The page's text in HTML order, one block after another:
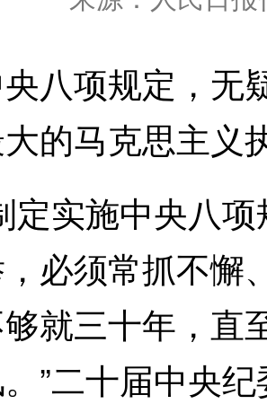
项规定，无
的马克思主义
实施中央八项
必须常抓不懈
就三十年，直
”二十届中央